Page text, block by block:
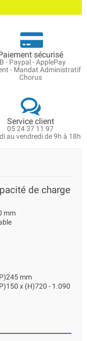
sécurisé
- Paypal - ApplePay
- Mandat Administratif
Chorus
Service client
05 24 37 11 97
au vendredi de 9h à 18h
de charge
mm
mm
x (H)720 - 1.090